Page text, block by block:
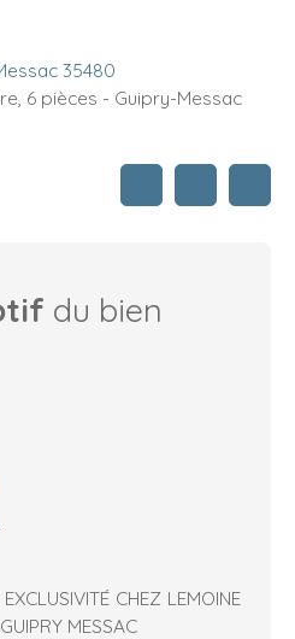
35480
6 pièces - Guipry-Messac
du bien
CHEZ LEMOINE
MESSAC